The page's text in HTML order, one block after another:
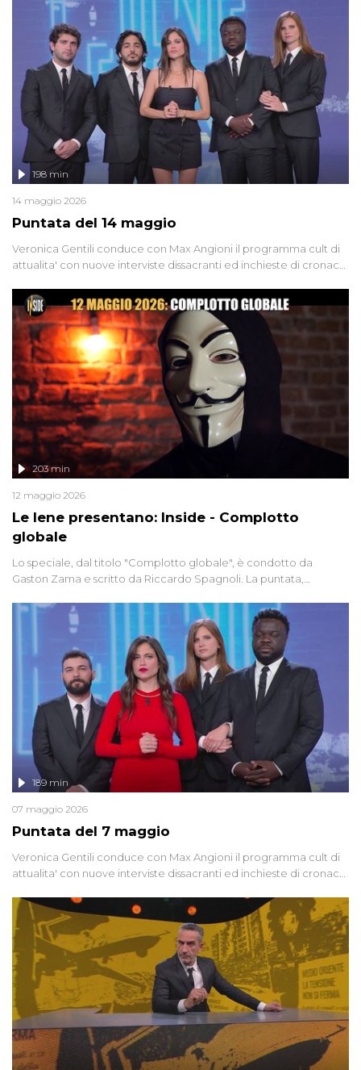
libertà. Lo speciale affronta inoltre le zone d'ombra sul Mostro di
Firenze, le cui responsabilità appaiono ancora oggi avvolte in un
groviglio di dubbi mai chiariti. Nel corso dello speciale anche
l'intervista inedita a Olindo Romano, realizzata ne...
Puntata del 14 maggio
198 min
14 maggio 2026
Veronica Gentili conduce con Max Angioni il programma cult di
attualita' con nuove interviste dissacranti ed inchieste di cronaca
Le Iene presentano: Inside - Complotto
globale
203 min
12 maggio 2026
Lo speciale, dal titolo "Complotto globale", è condotto da
Gaston Zama e scritto da Riccardo Spagnoli. La puntata,
racconta l'universo delle narrazioni alternative, dei sospetti
globali e del complottismo che negli ultimi anni hanno invaso
social network, talk show, piazze digitali e immaginario collettivo.
Puntata del 7 maggio
189 min
07 maggio 2026
Veronica Gentili conduce con Max Angioni il programma cult di
attualita' con nuove interviste dissacranti ed inchieste di cronaca